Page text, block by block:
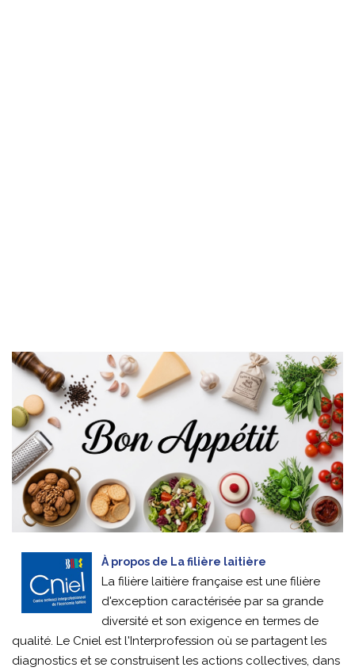
À propos de La filière laitière
La filière laitière française est une filière
d'exception caractérisée par sa grande
diversité et son exigence en termes de
qualité. Le Cniel est l'Interprofession où se partagent les
diagnostics et se construisent les actions collectives, dans